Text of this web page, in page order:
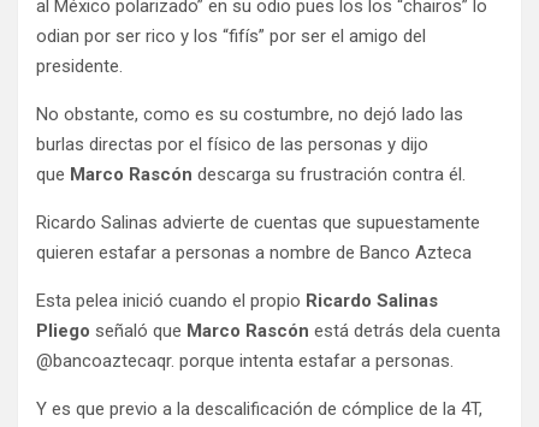
al México polarizado” en su odio pues los los “chairos” lo
odian por ser rico y los “fifís” por ser el amigo del
presidente.
No obstante, como es su costumbre, no dejó lado las
burlas directas por el físico de las personas y dijo
que Marco Rascón descarga su frustración contra él.
Ricardo Salinas advierte de cuentas que supuestamente
quieren estafar a personas a nombre de Banco Azteca
Esta pelea inició cuando el propio Ricardo Salinas
Pliego señaló que Marco Rascón está detrás dela cuenta
@bancoaztecaqr. porque intenta estafar a personas.
Y es que previo a la descalificación de cómplice de la 4T,